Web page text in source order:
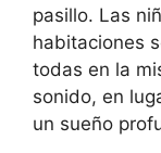
pasillo. Las
habitaciones
todas en la
sonido, en
un sueño